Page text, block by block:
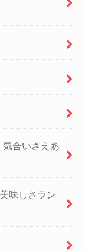
合いさえあ
味しさラン